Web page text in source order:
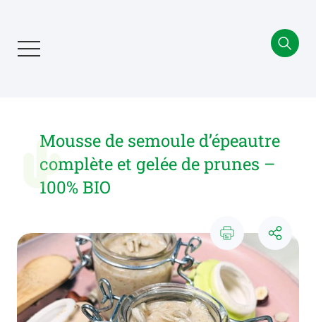
principalMousse de semoule d’épeautre
complète et gelée de prunes –
100% BIO